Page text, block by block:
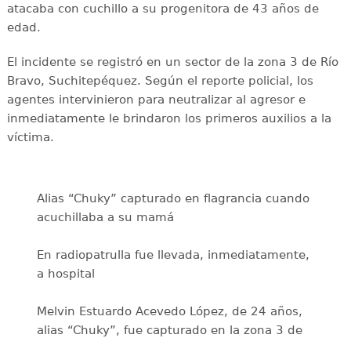
atacaba con cuchillo a su progenitora de 43 años de
edad.
El incidente se registró en un sector de la zona 3 de Río
Bravo, Suchitepéquez. Según el reporte policial, los
agentes intervinieron para neutralizar al agresor e
inmediatamente le brindaron los primeros auxilios a la
víctima.
Alias “Chuky” capturado en flagrancia cuando
acuchillaba a su mamá
En radiopatrulla fue llevada, inmediatamente,
a hospital
Melvin Estuardo Acevedo López, de 24 años,
alias “Chuky”, fue capturado en la zona 3 de